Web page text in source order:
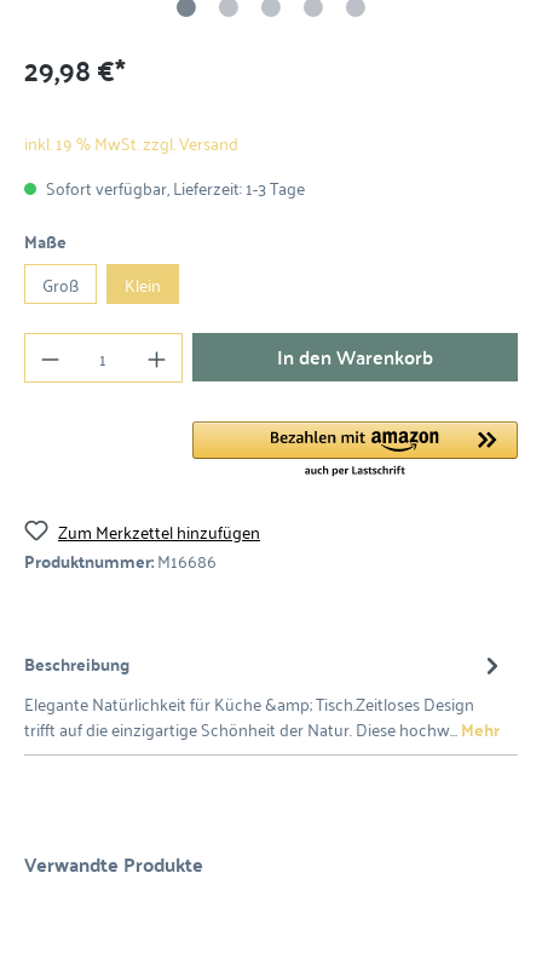
29,98 €*
inkl. 19 % MwSt. zzgl. Versand
Sofort verfügbar, Lieferzeit: 1-3 Tage
Maße
Groß Klein
In den Warenkorb
Zum Merkzettel hinzufügen
Produktnummer:M16686
Beschreibung
Elegante Natürlichkeit für Küche &amp; Tisch.Zeitloses Design
trifft auf die einzigartige Schönheit der Natur. Diese hochw…Mehr
Verwandte Produkte